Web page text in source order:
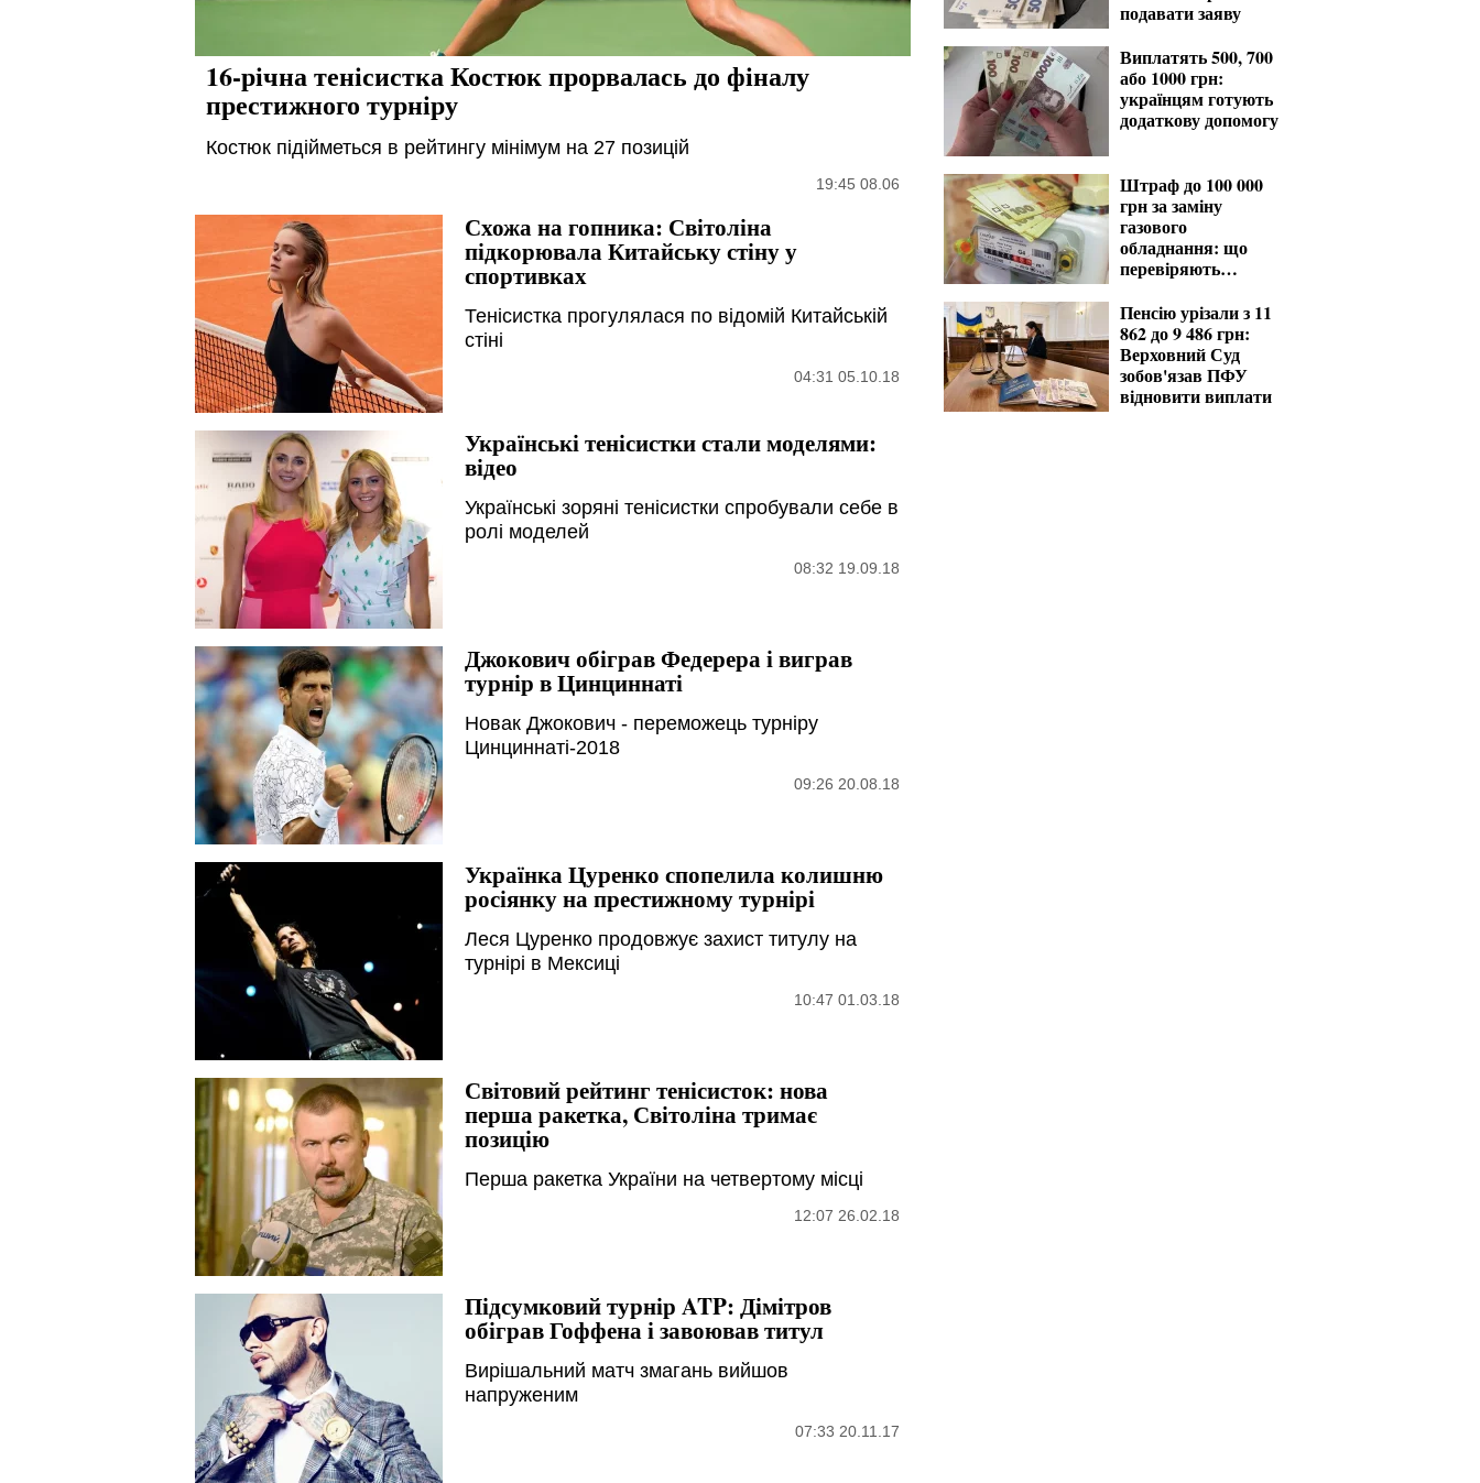
16-річна тенісистка Костюк прорвалась до фіналу
престижного турніру
Костюк підійметься в рейтингу мінімум на 27 позицій
19:45 08.06
Схожа на гопника: Світоліна
підкорювала Китайську стіну у
спортивках
Тенісистка прогулялася по відомій Китайській
стіні
04:31 05.10.18
Українські тенісистки стали моделями:
відео
Українські зоряні тенісистки спробували себе в
ролі моделей
08:32 19.09.18
Джокович обіграв Федерера і виграв
турнір в Цинциннаті
Новак Джокович - переможець турніру
Цинциннаті-2018
09:26 20.08.18
Українка Цуренко спопелила колишню
росіянку на престижному турнірі
Леся Цуренко продовжує захист титулу на
турнірі в Мексиці
10:47 01.03.18
Світовий рейтинг тенісисток: нова
перша ракетка, Світоліна тримає
позицію
Перша ракетка України на четвертому місці
12:07 26.02.18
Підсумковий турнір ATP: Дімітров
обіграв Гоффена і завоював титул
Вирішальний матч змагань вийшов
напруженим
07:33 20.11.17
подавати заяву
Виплатять 500, 700
або 1000 грн:
українцям готують
додаткову допомогу
Штраф до 100 000
грн за заміну
газового
обладнання: що
перевіряють
Пенсію урізали з 11
862 до 9 486 грн:
Верховний Суд
зобов'язав ПФУ
відновити виплати